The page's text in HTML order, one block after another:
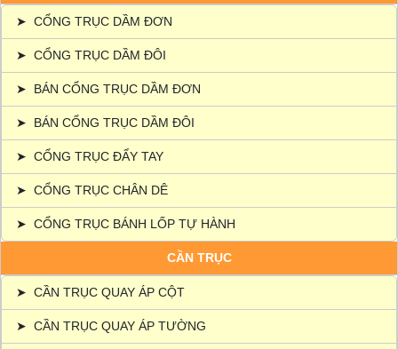
➤ CỔNG TRỤC DẦM ĐƠN
➤ CỔNG TRỤC DẦM ĐÔI
➤ BÁN CỔNG TRỤC DẦM ĐƠN
➤ BÁN CỔNG TRỤC DẦM ĐÔI
➤ CỔNG TRỤC ĐẨY TAY
➤ CỔNG TRỤC CHÂN DÊ
➤ CỔNG TRỤC BÁNH LỐP TỰ HÀNH
CẦN TRỤC
➤ CẦN TRỤC QUAY ÁP CỘT
➤ CẦN TRỤC QUAY ÁP TƯỜNG